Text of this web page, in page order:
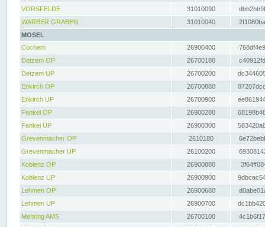
VORSFELDE
31010090
WARBER GRABEN
31010040
MOSEL
Cochem
26900400
Detzem OP
26700180
Detzem UP
26700200
Enkirch OP
26700880
Enkirch UP
26700900
Fankel OP
26900280
Fankel UP
26900300
Grevenmacher OP
2610180
Grevenmacher UP
26100200
Koblenz OP
26900880
Koblenz UP
26900900
Lehmen OP
26900680
Lehmen UP
26900700
Mehring AMS
26700100